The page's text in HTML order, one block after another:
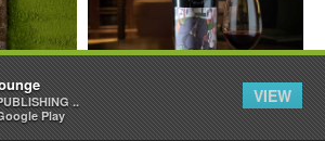
..
Play
VIEW
Gourmet